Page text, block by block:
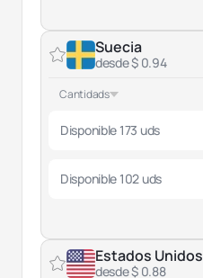
Suecia
desde $ 0.94
Cantidads
Disponible 173 uds
Disponible 102 uds
Estados Unidos
desde $ 0.88